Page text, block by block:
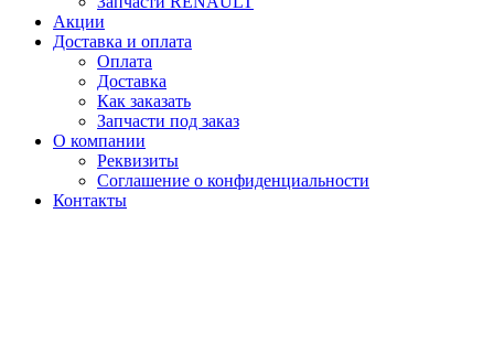
Акции
Доставка и оплата
Оплата
Доставка
Как заказать
Запчасти под заказ
О компании
Реквизиты
Соглашение о конфиденциальности
Контакты